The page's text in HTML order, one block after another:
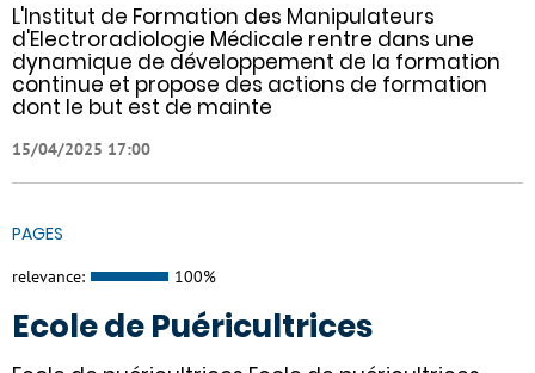
L'Institut de Formation des Manipulateurs
d'Electroradiologie Médicale rentre dans une
dynamique de développement de la formation
continue et propose des actions de formation
dont le but est de mainte
15/04/2025 17:00
PAGES
relevance: 100%
Ecole de Puéricultrices